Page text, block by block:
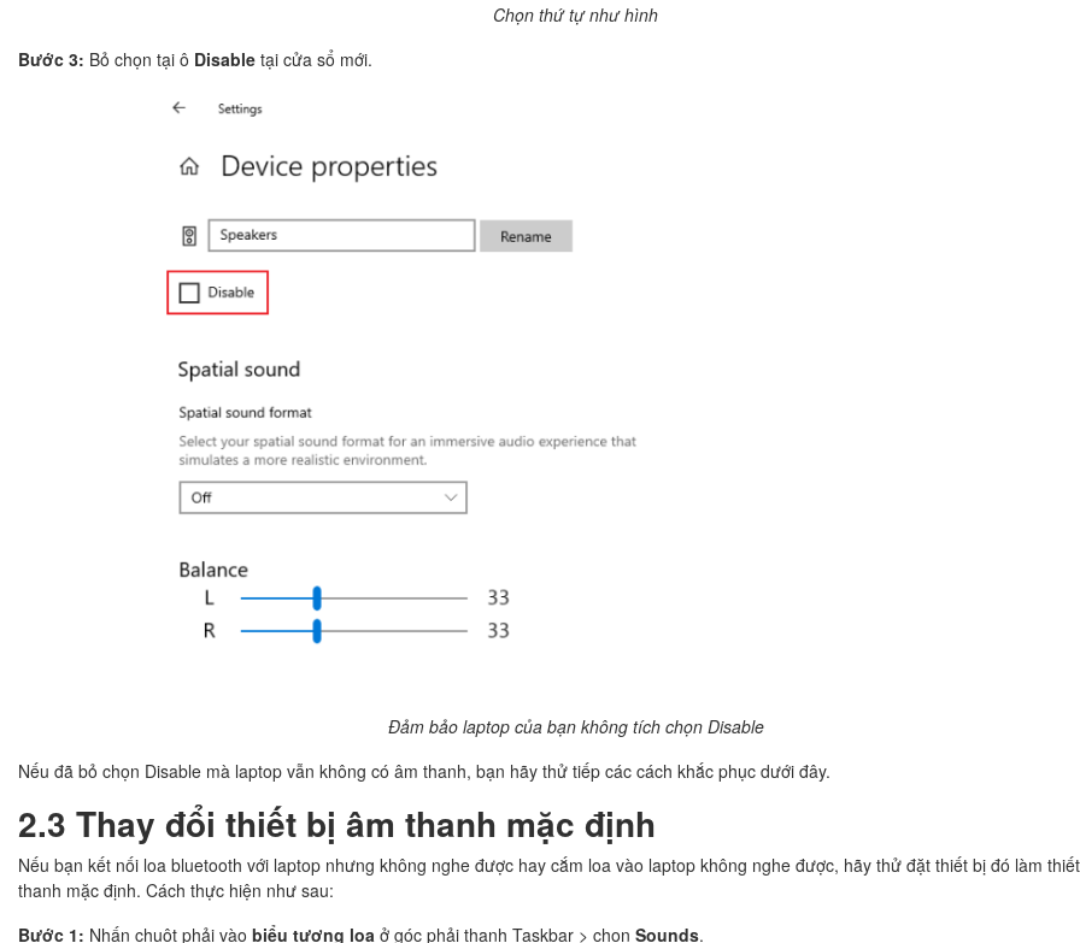
Chọn thứ tự như hình
Bước 3: Bỏ chọn tại ô Disable tại cửa sổ mới.
Đảm bảo laptop của bạn không tích chọn Disable
Nếu đã bỏ chọn Disable mà laptop vẫn không có âm thanh, bạn hãy thử tiếp các cách khắc phục dưới đây.
2.3 Thay đổi thiết bị âm thanh mặc định
Nếu bạn kết nối loa bluetooth với laptop nhưng không nghe được hay cắm loa vào laptop không nghe được, hãy thử đặt thiết bị đó làm
thanh mặc định. Cách thực hiện như sau:
Bước 1: Nhấn chuột phải vào biểu tượng loa ở góc phải thanh Taskbar > chọn Sounds.